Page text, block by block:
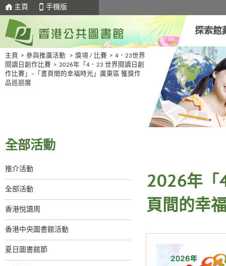
主頁 手機版
探索館
主頁 > 參與推廣活動 > 獎項 / 比賽 > 4．23世界
閱讀日創作比賽 > 2026年「4．23 世界閱讀日創
作比賽」–「書頁間的幸福時光」廣東區 獲獎作
品巡迴展
全部活動
推介活動
全部活動
香港悅讀周
香港中央圖書館活動
夏日圖書館節
2026年「
頁間的幸